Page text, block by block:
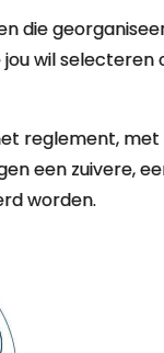
die
wil
reglement,
een zuivere,
worden.